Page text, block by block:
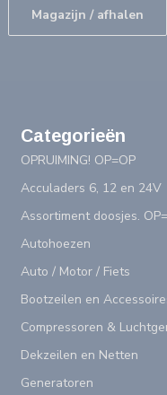
Magazijn / afhalen
Categorieën
OPRUIMING! OP=OP
Acculaders 6, 12 en 24V
Assortiment doosjes.
Autohoezen
Auto / Motor / Fiets
Bootzeilen en
Compressoren &
Dekzeilen en Netten
Generatoren